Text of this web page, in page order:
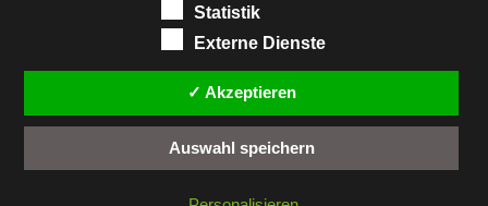
Statistik
Externe Dienste
✓ Akzeptieren
Auswahl speichern